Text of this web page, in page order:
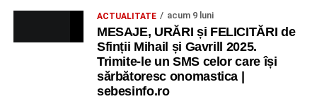
ACTUALITATE acum 9 luni
MESAJE, URĂRI și FELICITĂRI de
Sfinții Mihail și Gavrill 2025.
Trimite-le un SMS celor care își
sărbătoresc onomastica |
sebesinfo.ro